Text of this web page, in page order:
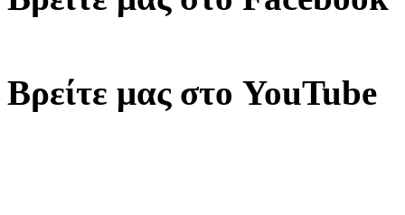
Βρείτε μας στο YouTube